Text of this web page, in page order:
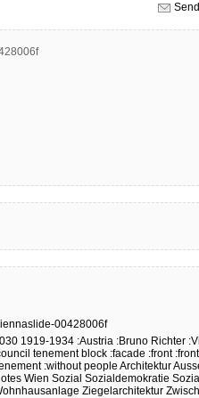
00428006f
1919-1934 :Austria :Bruno Richter
tenement block :facade :front
:without people Architektur
Wien Sozial Sozialdemokratie
Ziegelarchitektur